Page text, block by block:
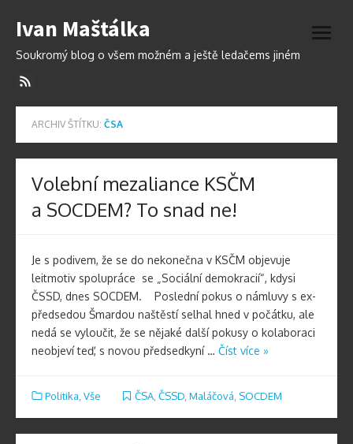
na
Ivan Maštálka
Soukromý blog o všem možném a ještě ledačems jiném
otevřít
ARCHIV ŠTÍTKU: ČSA
Volební mezaliance KSČM
a SOCDEM? To snad ne!
Je s podivem, že se do nekonečna v KSČM objevuje
leitmotiv spolupráce se „Sociální demokracií“, kdysi
ČSSD, dnes SOCDEM. Poslední pokus o námluvy s ex-
předsedou Šmardou naštěstí selhal hned v počátku, ale
nedá se vyloučit, že se nějaké další pokusy o kolaboraci
neobjeví teď, s novou předsedkyní … Číst více »
Politika Vše ČSA, ČSSD, Maláčová SOCDEM